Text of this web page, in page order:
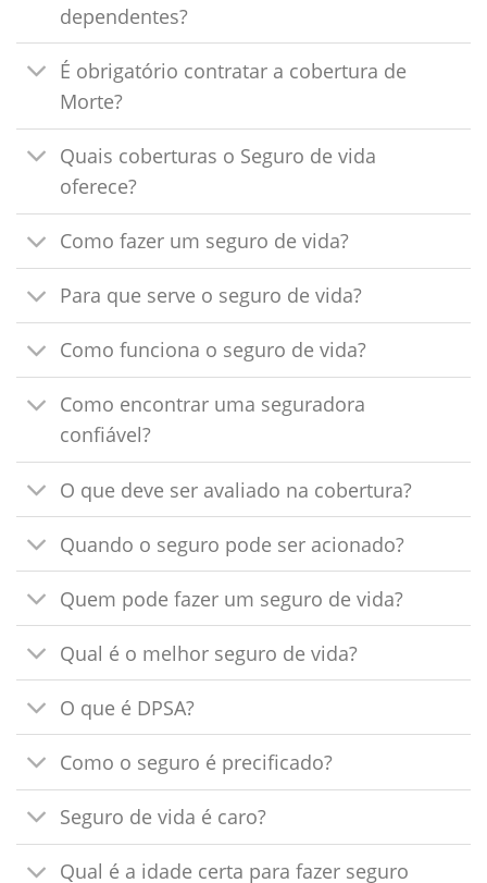
dependentes?
É obrigatório contratar a cobertura de
Morte?
Quais coberturas o Seguro de vida
oferece?
Como fazer um seguro de vida?
Para que serve o seguro de vida?
Como funciona o seguro de vida?
Como encontrar uma seguradora
confiável?
O que deve ser avaliado na cobertura?
Quando o seguro pode ser acionado?
Quem pode fazer um seguro de vida?
Qual é o melhor seguro de vida?
O que é DPSA?
Como o seguro é precificado?
Seguro de vida é caro?
Qual é a idade certa para fazer seguro